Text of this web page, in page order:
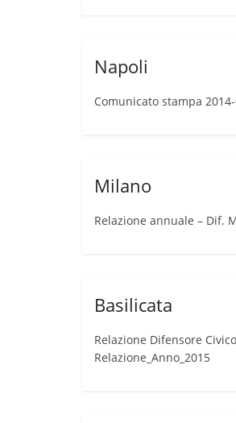
Napoli
Comunicato stampa
Milano
Relazione annuale – Dif.
Basilicata
Relazione Difensore
Relazione_Anno_2015